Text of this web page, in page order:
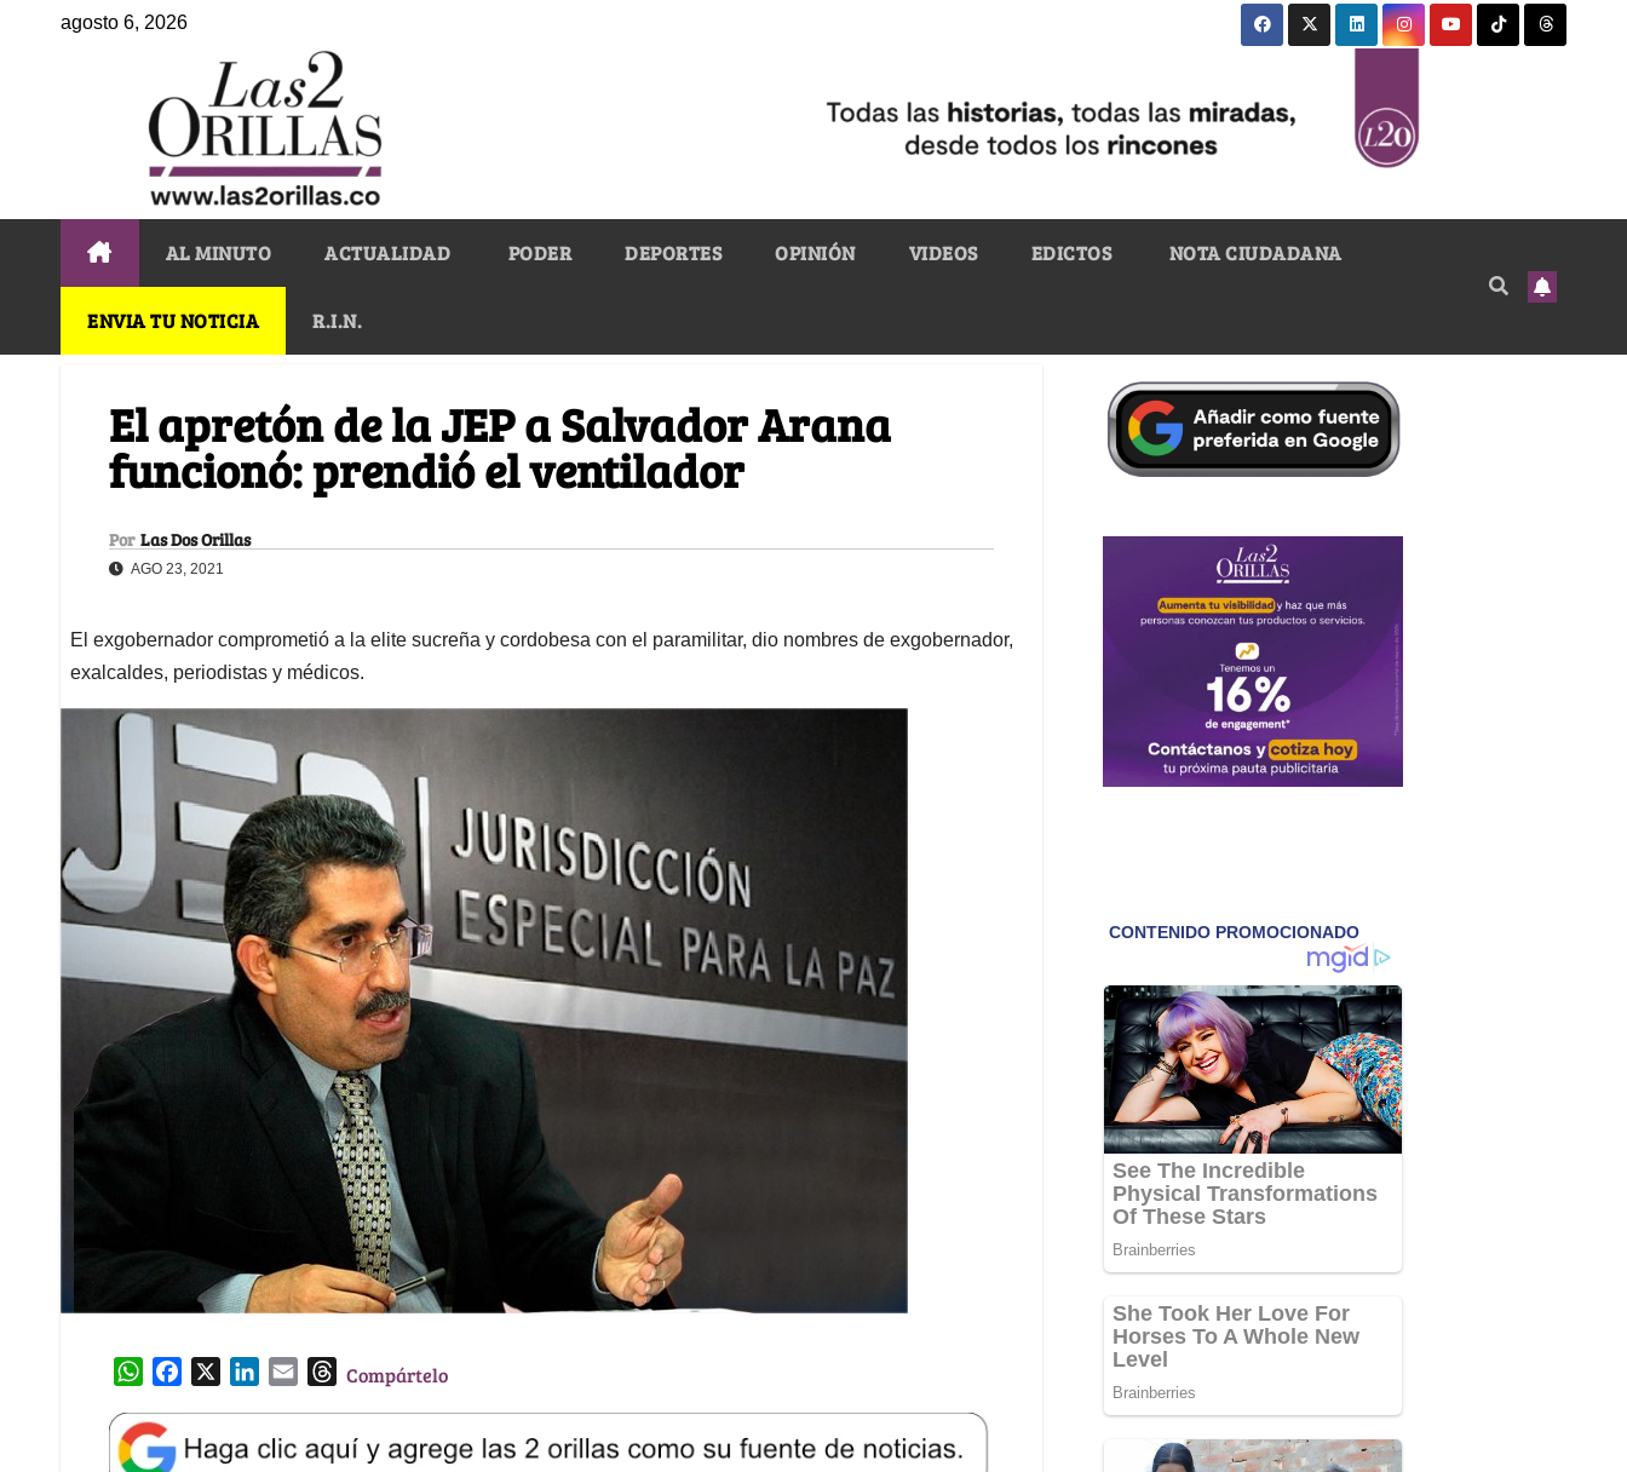
agosto 6, 2026
AL MINUTO ACTUALIDAD PODER DEPORTES OPINIÓN VIDEOS EDICTOS NOTA CIUDADANA
ENVIA TU NOTICIA R.I.N.
El apretón de la JEP a Salvador Arana
funcionó: prendió el ventilador
Por Las Dos Orillas
AGO 23, 2021
El exgobernador comprometió a la elite sucreña y cordobesa con el paramilitar, dio nombres de exgobernador,
exalcaldes, periodistas y médicos.
W
a
t
e
k
T
e
Compártelo